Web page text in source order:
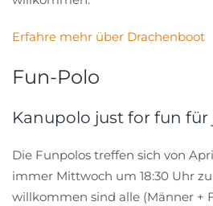
Erfahre mehr über Drachenboot
Fun-Polo
Kanupolo just for fun
Die Funpolos treffen sich von
immer Mittwoch um 18:30 Uhr
willkommen sind alle (Männer +